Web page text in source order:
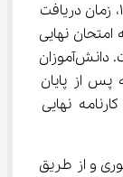
با اتمام برنامه امتحانات یازدهم انسانی ۱۴۰۴، زمان دریافت
امتحان نهایی
پایه یازدهم ۱۴۰۴ همانند سایر امتحانات است. دانش‌آموزان
پس از پایان
نهایی
و از طریق